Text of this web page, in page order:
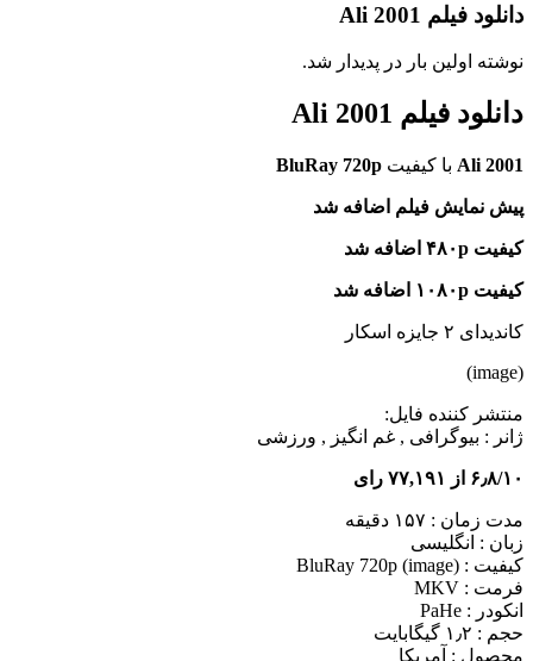
دانلود فیلم Ali 2001
نوشته اولین بار در پدیدار شد.
دانلود فیلم Ali 2001
Ali 2001 با کیفیت BluRay 720p
پیش نمایش فیلم اضافه شد
کیفیت ۴۸۰p اضافه شد
کیفیت ۱۰۸۰p اضافه شد
کاندیدای ۲ جایزه اسکار
(image)
منتشر کننده فایل:
ژانر : بیوگرافی , غم انگیز , ورزشی
۶٫۸/۱۰ از ۷۷,۱۹۱ رای
مدت زمان : ۱۵۷ دقیقه
زبان : انگلیسی
کیفیت : BluRay 720p (image)
فرمت : MKV
انکودر : PaHe
حجم : ۱٫۲ گیگابایت
محصول : آمریکا